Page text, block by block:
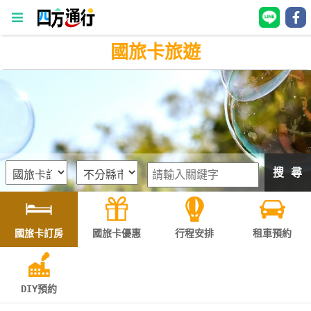
四
通
房
灣
訂
房
直接跟飯店訂房HOT
國旅卡旅遊
搜 尋
國旅卡訂房 國旅卡優惠 行程安排 租車預約
DIY預約